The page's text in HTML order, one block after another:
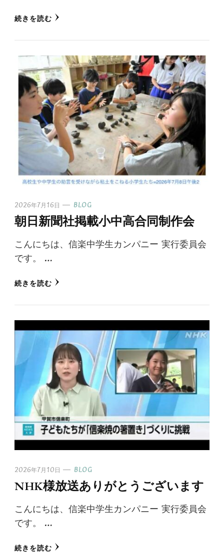
続きを読む
2026年7月16日 BLOG
朝日新聞社掲載小中高合同制作会
こんにちは、信楽中学生カンパニー 実行委員会
です。 …
続きを読む
2026年7月10日 BLOG
NHK様放送ありがとうございます
こんにちは、信楽中学生カンパニー 実行委員会
です。 …
続きを読む